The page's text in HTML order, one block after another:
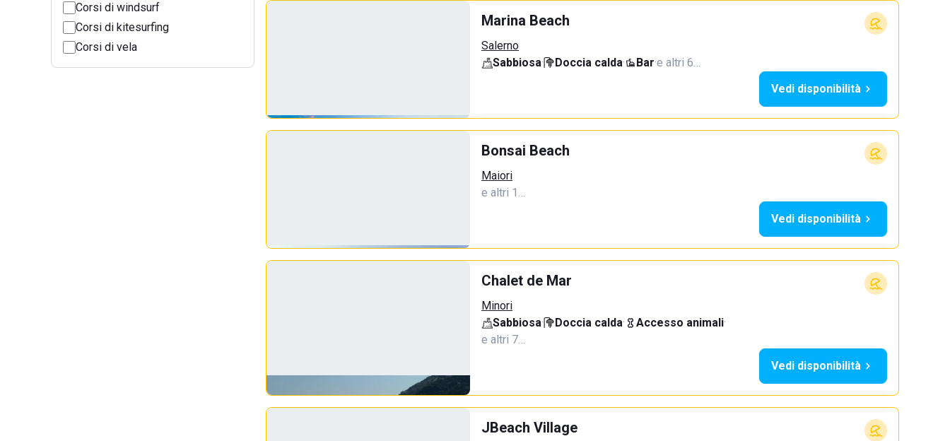
Corsi di windsurf
Corsi di kitesurfing
Corsi di vela
Marina Beach
Salerno
Sabbiosa· Doccia calda· Bar·e altri 6…
Vedi disponibilità
Bonsai Beach
Maiori
e altri 1…
Vedi disponibilità
Chalet de Mar
Minori
Sabbiosa· Doccia calda· Accesso animali·
e altri 7…
Vedi disponibilità
JBeach Village